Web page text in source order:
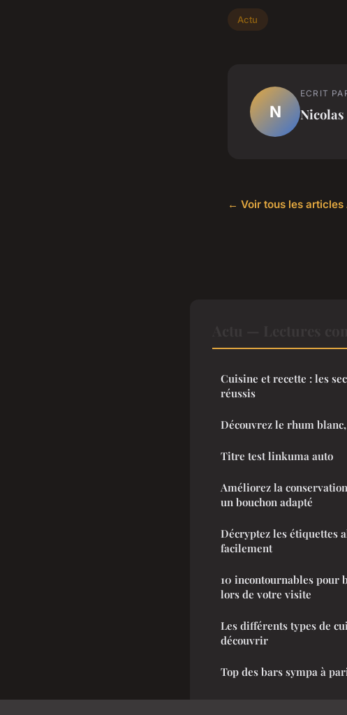
Actu
N
ECRIT
Nicolas
← Voir tous les articles
Cuisine et recette : les
réussis
Découvrez le rhum
Titre test linkuma auto
Améliorez la
un bouchon adapté
Décryptez les étiquettes
facilement
10 incontournables pour
lors de votre visite
Les différents types de
découvrir
Top des bars sympa à